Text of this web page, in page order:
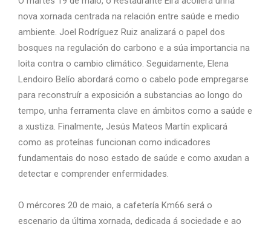
nova xornada centrada na relación entre saúde e medio
ambiente. Joel Rodríguez Ruiz analizará o papel dos
bosques na regulación do carbono e a súa importancia na
loita contra o cambio climático. Seguidamente, Elena
Lendoiro Belío abordará como o cabelo pode empregarse
para reconstruír a exposición a substancias ao longo do
tempo, unha ferramenta clave en ámbitos como a saúde e
a xustiza. Finalmente, Jesús Mateos Martín explicará
como as proteínas funcionan como indicadores
fundamentais do noso estado de saúde e como axudan a
detectar e comprender enfermidades.
O mércores 20 de maio, a cafetería Km66 será o
escenario da última xornada, dedicada á sociedade e ao